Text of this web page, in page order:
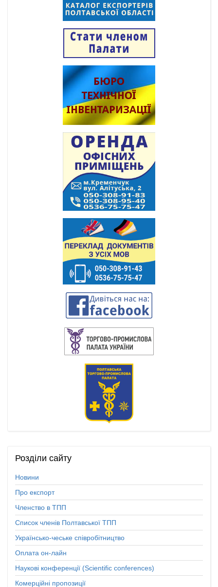
Розділи сайту
Новини
Про експорт
Членство в ТПП
Список членів Полтавської ТПП
Українсько-чеське співробітництво
Оплата он-лайн
Наукові конференції (Scientific conferences)
Комерційні пропозиції